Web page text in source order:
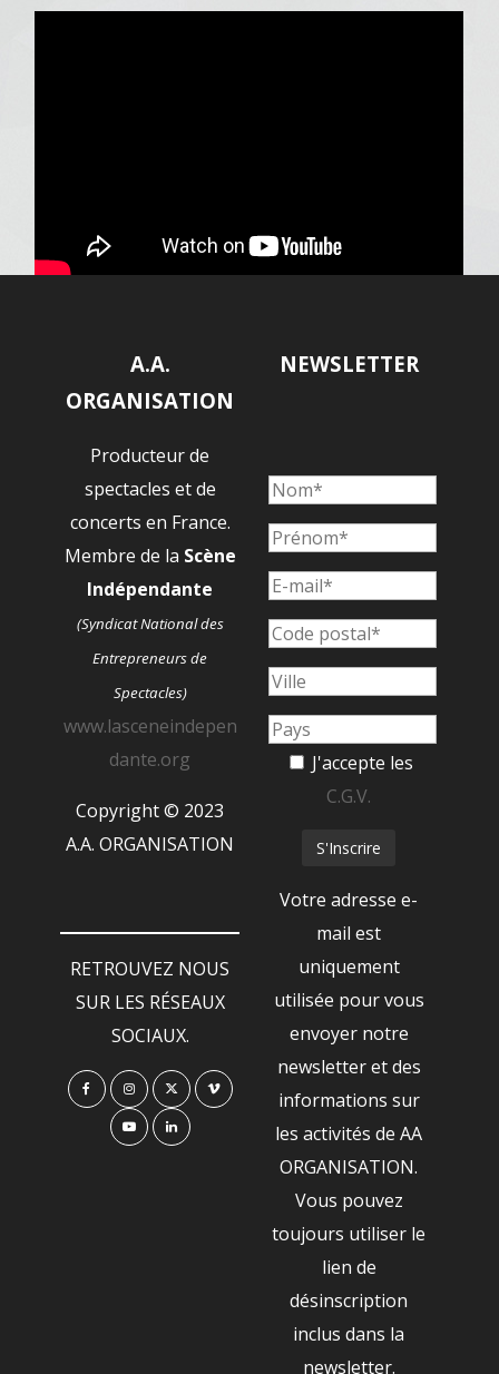
A.A.
ORGANISATION
Producteur de
spectacles et de
concerts en France.
Membre de la Scène
Indépendante
(Syndicat National des
Entrepreneurs de
Spectacles)
www.lasceneindepen
dante.org
Copyright © 2023
A.A. ORGANISATION
RETROUVEZ NOUS
SUR LES RÉSEAUX
SOCIAUX.
NEWSLETTER
J'accepte les
C.G.V.
Votre adresse e-
mail est
uniquement
utilisée pour vous
envoyer notre
newsletter et des
informations sur
les activités de AA
ORGANISATION.
Vous pouvez
toujours utiliser le
lien de
désinscription
inclus dans la
newsletter.